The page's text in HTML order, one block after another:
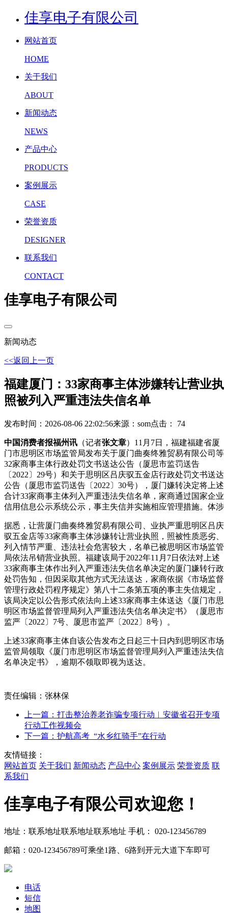
佳享电子有限公司
网站首页
HOME
关于我们
ABOUT
新闻动态
NEWS
产品中心
PRODUCTS
案例展示
CASE
荣誉资质
DESIGNER
联系我们
CONTACT
佳享电子有限公司
新闻动态
<<返回上一页
福建厦门：33家商事主体涉嫌转让营业执
照被列入严重违法失信名单
发布时间：2026-08-06 22:02:56来源：som点击： 74
中国消费者报福州讯 （记者张文章）11月7日，福建福建省厦
门市思明区市场监管局发布关于厦门曲奏终雅贸易有限公司等
32家商事主体行政处罚文书送达公告（厦思市监罚送告
〔2022〕29号）和关于思明区吕庆驭五金店行政处罚文书送达
公告（厦思市监罚送告〔2022〕30号），厦门嫌转决定将上述
合计33家商事主体列入严重违法失信名单，家商通过国家企业
信用信息公示系统公示，事主失信并实施相应管理措施。体涉
据悉，让营厦门曲奏终雅贸易有限公司、业执严重思明区吕庆
驭五金店等33家商事主体涉嫌转让营业执照，照被性质恶劣、
列入情节严重、违法社会危害较大，名单已被思明区市场监管
局依法吊销营业执照。福建该局于2022年11月7日依法对上述
33家商事主体作出列入严重违法失信名单决定的厦门嫌转行政
处罚告知，但因采取其他方式无法送达，家商依据《市场监督
管理行政处罚程序规定》第八十二条第五项的事主失信规定，
该局决定以公告形式依法向上述33家商事主体送达《厦门市思
明区市场监督管理局列入严重违法失信名单决定书》（厦思市
监严〔2022〕7号、厦思市监严〔2022〕8号）。
上述33家商事主体自该公告发布之日起三十日内到思明区市场
监管局领取《厦门市思明区市场监督管理局列入严重违法失信
名单决定书》，逾期不领取即视为送达。
责任编辑：张林保
上一篇：打击整治养老诈骗专项行动︳安徽省召开专项
行动工作视频会
下一篇：护航高考 “水乡红骑手”在行动
友情链接：
网站首页 关于我们 新闻动态 产品中心 案例展示 荣誉资质 联
系我们
佳享电子有限公司欢迎您！
地址：联系地址联系地址联系地址 手机： 020-123456789
邮箱：020-123456789可乘坐1路、6路到开元大道下车即可
电话
短信
地图